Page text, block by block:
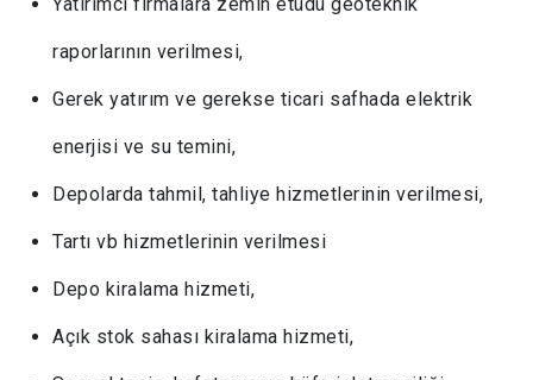
raporlarının verilmesi,
Gerek yatırım ve gerekse ticari safhada elektrik
enerjisi ve su temini,
Depolarda tahmil, tahliye hizmetlerinin verilmesi,
Tartı vb hizmetlerinin verilmesi
Depo kiralama hizmeti,
Açık stok sahası kiralama hizmeti,